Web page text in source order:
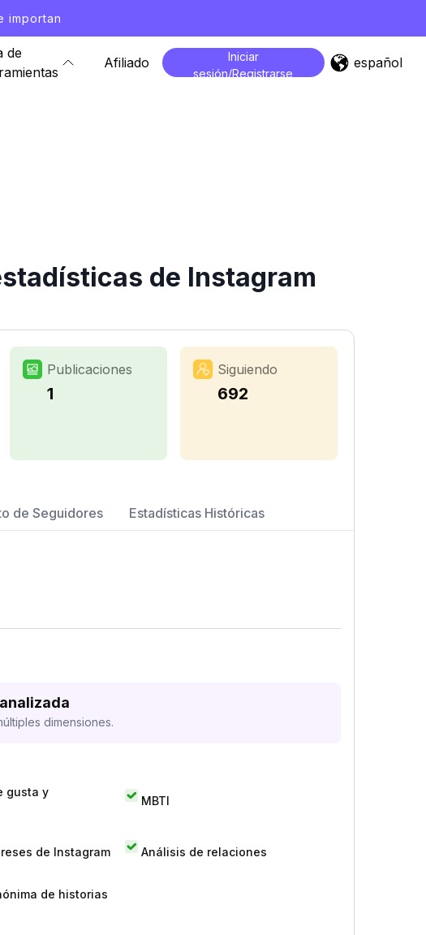
importan
de
Afiliado
Iniciar
sesión/Registrarse
español
de Instagram
Publicaciones
1
Siguiendo
692
de Seguidores Estadísticas Históricas
dimensiones.
gusta y
MBTI
de Instagram Análisis de relaciones
de historias